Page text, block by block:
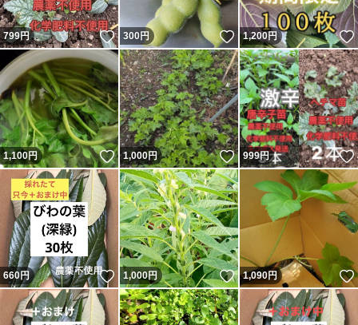
799円 いいね！
300円 いいね！
1,200円
1,100円 いいね！
1,000円 いいね！
999円
660円 いいね！
1,000円 いいね！
1,090円